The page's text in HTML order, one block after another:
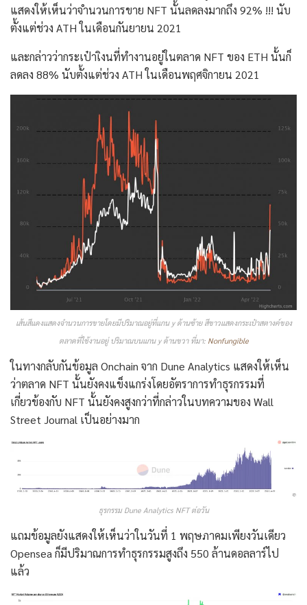
แสดงให้เห็นว่าจำนวนการขาย NFT นั้นลดลงมากถึง 92% !!! นับ
ตั้งแต่ช่วง ATH ในเดือนกันยายน 2021
และกล่าวว่ากระเป๋าเิงนที่ทำงานอยู่ในตลาด NFT ของ ETH นั้นก็
ลดลง 88% นับตั้งแต่ช่วง ATH ในเดือนพฤศจิกายน 2021
เส้นสีแดงแสดงจำนวนการขายโดยมีปริมาณอยู่ที่แกน y ด้านซ้าย สีขาวแสดงกระเป๋าสตางค์ของ
ตลาดที่ใช้งานอยู่ ปริมาณบนแกน y ด้านขวา ที่มา: Nonfungible
ในทางกลับกันข้อมูล Onchain จาก Dune Analytics แสดงให้เห็น
ว่าตลาด NFT นั้นยังคงแข็งแกร่งโดยอัตราการทำธุรกรรมที่
เกี่ยวข้องกับ NFT นั้นยังคงสูงกว่าที่กล่าวในบทความของ Wall
Street Journal เป็นอย่างมาก
ธุรกรรม Dune Analytics NFT ต่อวัน
แถมข้อมูลยังแสดงให้เห็นว่าในวันที่ 1 พฤษภาคมเพียงวันเดียว
Opensea ก็มีปริมาณการทำธุรกรรมสูงถึง 550 ล้านดอลลาร์ไป
แล้ว